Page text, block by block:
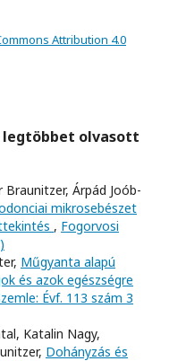
Attribution 4.0
legtöbbet olvasott
Árpád Joób-
mikrosebészet
, Fogorvosi
Műgyanta alapú
és azok egészségre
Évf. 113 szám 3
Katalin Nagy,
Dohányzás és